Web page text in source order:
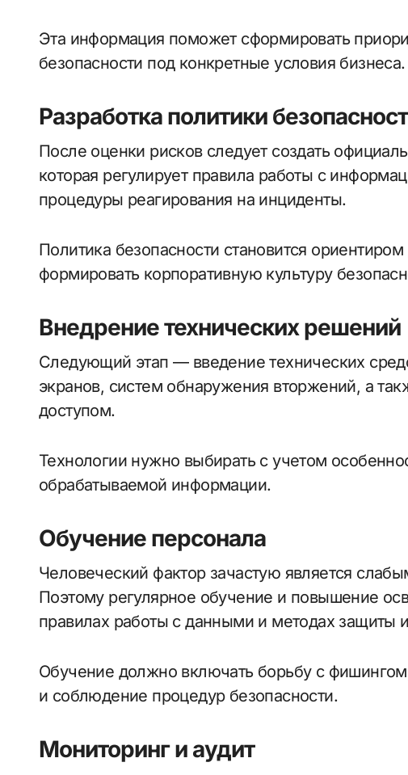
Эта информация поможет сформировать
безопасности под конкретные условия бизнеса.
Разработка политики
После оценки рисков следует создать
которая регулирует правила работы с
процедуры реагирования на инциденты.
Политика безопасности становится
формировать корпоративную культуру
Внедрение технических решений
Следующий этап — введение технических
экранов, систем обнаружения вторжений, а
доступом.
Технологии нужно выбирать с учетом
обрабатываемой информации.
Обучение персонала
Человеческий фактор зачастую является
Поэтому регулярное обучение и повышение
правилах работы с данными и методах защиты
Обучение должно включать борьбу с
и соблюдение процедур безопасности.
Мониторинг и аудит